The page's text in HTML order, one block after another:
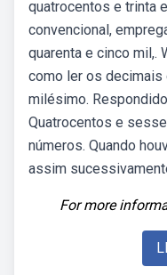
quatrocentos e trinta
convencional,
quarenta e cinco mil,.
como ler os decimais
milésimo.
Quatrocentos e
números. Quando
assim
For more